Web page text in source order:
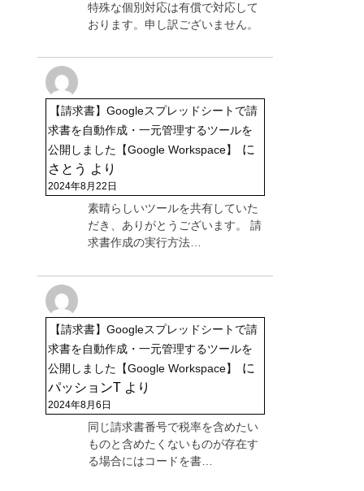
特殊な個別対応は有償で対応して
おります。申し訳ございません。
【請求書】Googleスプレッドシートで請
求書を自動作成・一元管理するツールを
公開しました【Google Workspace】
に
さとう より
2024年8月22日
素晴らしいツールを共有していた
だき、ありがとうございます。 請
求書作成の実行方法…
【請求書】Googleスプレッドシートで請
求書を自動作成・一元管理するツールを
公開しました【Google Workspace】
に
パッションT より
2024年8月6日
同じ請求書番号で税率を含めたい
ものと含めたくないものが存在す
る場合にはコードを書…